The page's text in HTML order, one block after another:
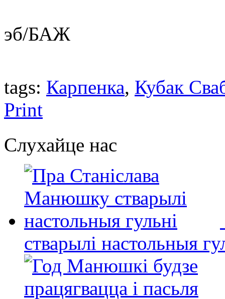
эб/БАЖ
tags: Карпенка, Кубак
Print
Слухайце нас
стварылі настольныя